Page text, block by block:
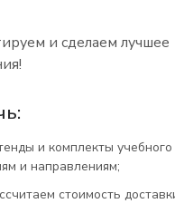
и сделаем лучшее
и комплекты учебного
и направлениям;
стоимость